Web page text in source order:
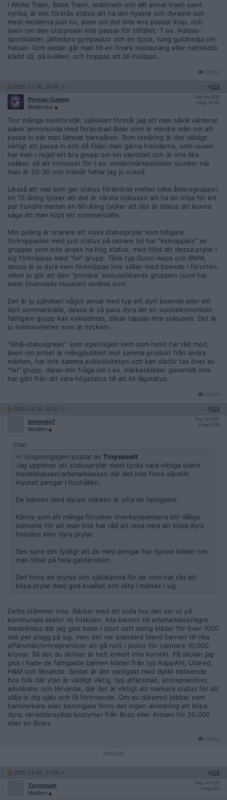
I White Trash, Black Trash, arabtrash och allt annat trash samt
nyrika, är det förstås status att ha det nyaste och dyraste och
mest moderna just nu, även om det inte ens passar ihop, och
även om den utstyrseln inte passar för tillfället. T.ex. Adidas-
sportkläder, jättedyra gympaskor och en tjock, tung guldkedja om
halsen. Och sedan går man till en finare restaurang eller nattklubb
klädd så, på kvällen, och hoppas att bli insläppt...
Citera
2025-11-06, 15:46 #112
Pontiac-Garage
Moderator
Reg: Nov 2016
Inlägg: 13 936
Tror många missförstår, självklart förstår jag att man såväl värderar
saker annorlunda med förändrad ålder som är mindre mån om att
passa in när man lämnat barnaåren. Som tonåring är det väldigt
viktigt att passa in och då följer man gärna trenderna, som vuxen
har man i regel ett bra grepp om sin identitet och är inte lika
osäker, så att intresset för t.ex. mode/märkeskläder sjunker när
man är 20-30 och framåt fattar jag ju också.
Likaså att vad som ger status förändras mellan olika åldersgrupper,
en 15-åring tycker att det är värsta statusen att ha en tröja för ett
par hundra medan en 60-åring tycker att det är status att kunna
säga att man köpt ett sommarställe.
Min poäng är snarare att vissa statusprylar som tidigare
förknippades med just status på senare tid har "kidnappats" av
grupper som inte anses ha hög status, med följd att dessa prylar i
sig förknippas med "fel" grupp. Tänk typ Gucci-keps och BMW,
dessa är ju dyra men förknippas inte sällan med boende i förorten,
vilket ju gör att den "primära" statussökande gruppen (som har
mest finansiella muskler) skräms bort.
Det är ju självklart något annat med typ ett dyrt boende eller ett
dyrt sommarställe, dessa är så pass dyra att en socioekonomiskt
fattigare grupp kan exkluderas, därav tappas inte statusen. Det är
ju exklusiviteten som är nyckeln.
"Små-statusgrejer" som egentligen vem som helst har råd med,
även om priset är mångdubbelt mot samma produkt från andra
märken, har inte samma exklusiviteten och kan därför tas över av
"fel" grupp, därav min fråga om t.ex. märkeskläder generellt inte
har gått från att vara högstatus till att bli lågstatus.
Citera
2025-11-06, 16:43 #113
kretinsky7
Medlem
Reg: Okt 2025
Inlägg: 2 056
Citat:
Ursprungligen postat av Tinyssnutt
Jag upplever att statusprylar mest tycks vara viktiga bland
medelklassen/arbetarklassen där det inte finns särskilt
mycket pengar i hushållen.
De barnen med dyrast märken är ofta de fattigaste.
Känns som att många försöker överkompensera sitt dåliga
samvete för att man inte har råd att resa med att köpa dyra
hoodies eller dyra prylar.
Sen syns det tydligt att de med pengar har dyrare kläder om
man tittar på hela garderoben.
Det finns en styrka och självkänsla för de som har råd att
köpa prylar med god kvalitet och slita i märket i sig.
Detta stämmer inte. Räcker med att kolla hur det ser ut på
kommunala skolor vs friskolor. Alla barnen till arbetarklass/lägre
medelklass där jag gick hade i stort sett aldrig kläder för över 1000
sek per plagg på sig, men det var standard bland barnen till rika
affärsmän/entreprenörer att gå runt i jackor för närmare 10.000
kronor. Så det du skriver är helt enkelt inte korrekt. På skolan jag
gick i hade de fattigaste barnen kläder från typ KappAhl, Ullared,
H&M och liknande. Sedan är det vanligast med dylikt beteende
hos folk där ytan är väldigt viktig, typ affärsmän, entreprenörer,
advokater och liknande, där det är viktigt att markera status för att
sälja in dig själv och få förtroende. Om du däremot jobbar som
hantverkare eller betongare finns det ingen anledning att köpa
dyra, skräddarsydda kostymer från Boss eller Armani för 20.000
eller en Rolex.
Citera
2025-11-06, 17:04 #114
Tinyssnutt
Medlem
Reg: Jun 2015
Inlägg: 509